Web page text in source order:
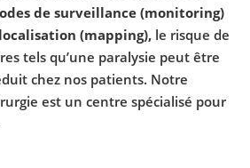
de surveillance (monitoring)
(mapping),le risque de
tels qu’une paralysie peut être
chez nos patients. Notre
est un centre spécialisé pour